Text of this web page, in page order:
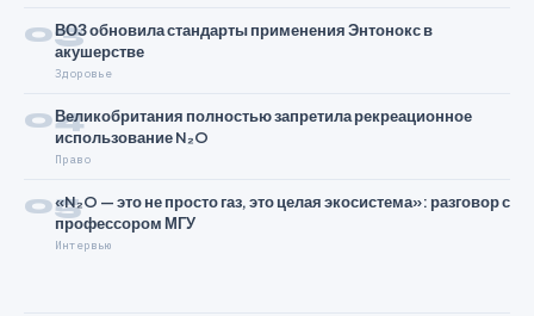
03ВОЗ обновила стандарты применения Энтонокс в
акушерстве
Здоровье
04Великобритания полностью запретила рекреационное
использование N₂O
Право
05«N₂O — это не просто газ, это целая экосистема»: разговор с
профессором МГУ
Интервью